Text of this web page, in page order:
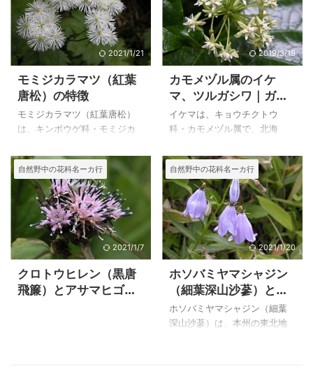
ミヤマタンポポとしているも
のもあり、ミヤマタンポポと
シロウマタンポポを区別しな
いという意見もあるというこ
とから、ミヤマタンポポとし
ました。 在来種のタンポポも
ほとんど見ることが出来なく
なっていることから、優しい
雰囲気のミヤマタンポポに出
た。 上のミヤマタンポポ（深
山蒲公英）は、２００５年８
月４日に八方尾根で写した花
です。 ミヤマ ...
ですが、花之江の郷の花菖蒲
などが植えられている場所で
見かけることが出来ました。
以前に植えたものが、育って
いるという感じであぜ道に生
えていました。 オゼミズギク
も、オグルマも育てたことは
ありませんが、オゼミズギク
の方がより冷涼な場所に生え
ルマ（沢小車）は、キク科・
オカオグルマ属で、日当たり
のよい山間の湿地などに多い
高さ５０～８ ...
2021/1/21
モミジカラマツ（紅葉
唐松）の特徴
モミジカラマツ（紅葉唐松）
は、キンポウゲ科・モミジカ
高山帯の湿った草地に生える
多年草です。 葉がモミジの葉
に似たカラマツソウで、花は
カラマツソウに似ています。
花だけを見るとカラマツソウ
と間違いそうですが、モミジ
のような葉を持っていること
から区別ができます。 カラマ
ツソウと同じような亜高山帯
～高山帯でよく見ることので
2019/3/19
カモメヅル属のイケ
マ、ツルガシワ｜ガガ
イモ属のガガイモ
イケマは、キョウチクトウ
科・カモメヅル属で、北海
に生える蔓性の多年草で、山
道の草むらなどで見かけるこ
とがあります。ガガイモ科は
現在はキョウチクトウ科に分
類されています。 ツルガシワ
は同じ仲間のキョウチクトウ
科・カモメヅル属ですが、本
州の中国地方、四国、九州の
自生になっているので、関東
地方在住のため、日光植物園
で見ることが出来写真に写し
ました。 ガガイモ（蘿藦）
自然野中の花科名ーカ行
2021/1/7
クロトウヒレン（黒唐
飛簾）とアサマヒゴタ
自然野中の花科名ーカ行
2021/1/20
ホソバミヤマシャジン
（細葉深山沙蔘）とホ
ソバヒメシャジン（細
葉姫沙蔘）の特徴
ホソバミヤマシャジン（細葉
深山沙蔘）は、本州の東北地